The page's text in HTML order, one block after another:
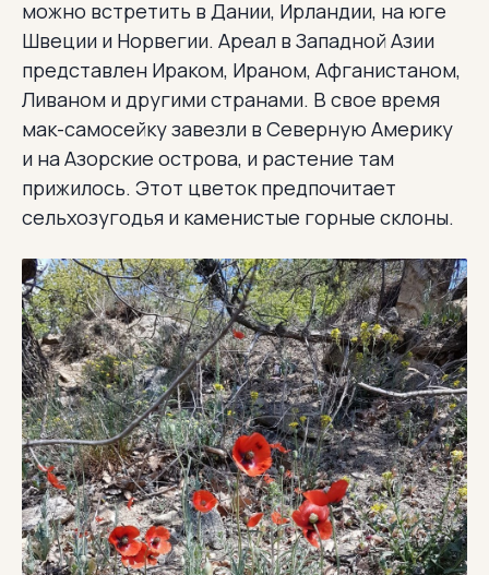
можно встретить в Дании, Ирландии, на юге
Швеции и Норвегии. Ареал в Западной Азии
представлен Ираком, Ираном, Афганистаном,
Ливаном и другими странами. В свое время
мак-самосейку завезли в Северную Америку
и на Азорские острова, и растение там
прижилось. Этот цветок предпочитает
сельхозугодья и каменистые горные склоны.